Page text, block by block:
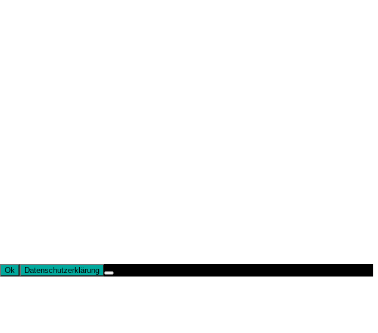
Ok Datenschutzerklärung